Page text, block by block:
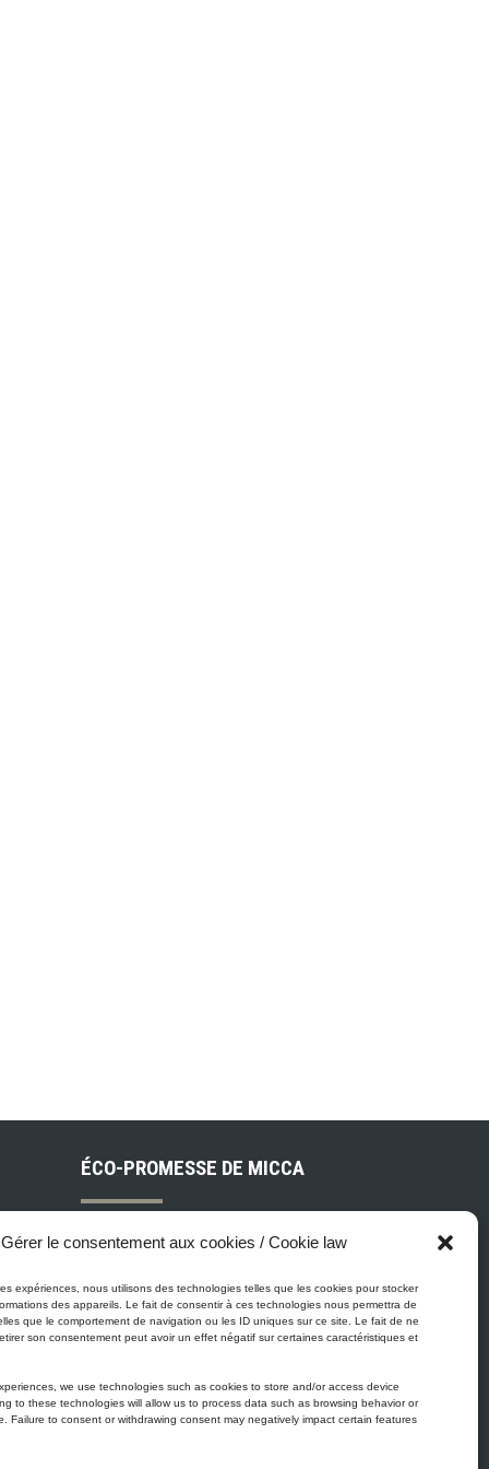
Gérer le consentement aux cookies / Cookie law
expériences, nous utilisons des technologies telles que les cookies pour stocker
des appareils. Le fait de consentir à ces technologies nous permettra de
que le comportement de navigation ou les ID uniques sur ce site. Le fait de ne
son consentement peut avoir un effet négatif sur certaines caractéristiques et
we use technologies such as cookies to store and/or access device
to these technologies will allow us to process data such as browsing behavior or
Failure to consent or withdrawing consent may negatively impact certain features
ÉCO-PROMESSE DE MICCA
Peinture Micca se conforme, voire
relatives à la protection de
l'environnement. En plus de notre
gamme de peinture Zéro-COV, tous nos
sont à faible teneur en COV.